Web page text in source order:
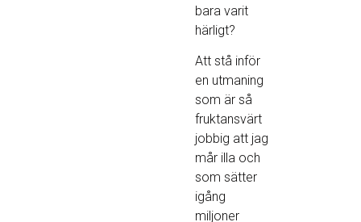
bara varit
härligt?
Att stå inför
en utmaning
som är så
fruktansvärt
jobbig att jag
mår illa och
som sätter
igång
miljoner